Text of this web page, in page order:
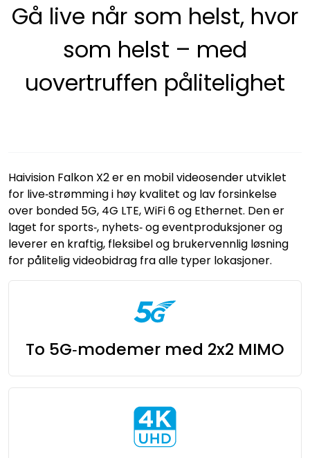
Gå live når som helst, hvor
som helst – med
uovertruffen pålitelighet
Haivision Falkon X2 er en mobil videosender utviklet
for live‑strømming i høy kvalitet og lav forsinkelse
over bonded 5G, 4G LTE, WiFi 6 og Ethernet. Den er
laget for sports‑, nyhets‑ og eventproduksjoner og
leverer en kraftig, fleksibel og brukervennlig løsning
for pålitelig videobidrag fra alle typer lokasjoner.
To 5G‑modemer med 2x2 MIMO